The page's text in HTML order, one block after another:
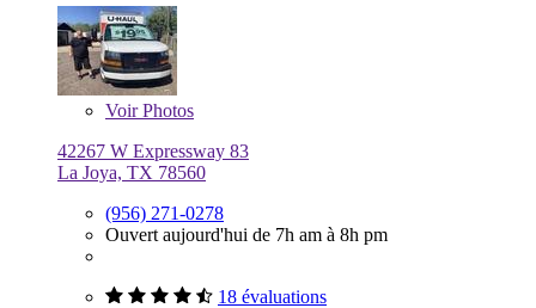
VoirPhotos
42267 W Expressway 83
La Joya, TX 78560
(956) 271-0278
Ouvert aujourd'hui de 7h am à 8h pm
18 évaluations